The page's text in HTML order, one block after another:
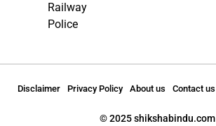
Railway
Police
Disclaimer Privacy Policy About us Contact us
© 2025 shikshabindu.com